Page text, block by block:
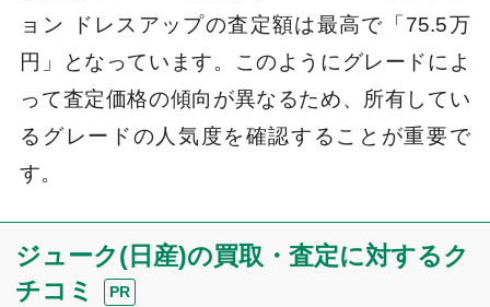
ョン ドレスアップの査定額は最高で「75.5万
円」となっています。このようにグレードによ
って査定価格の傾向が異なるため、所有してい
るグレードの人気度を確認することが重要で
す。
ジューク(日産)の買取・査定に対するク
チコミ
PR